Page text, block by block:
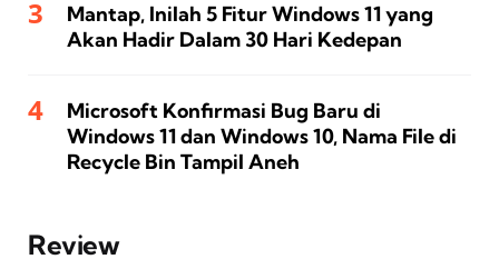
Mantap, Inilah 5 Fitur Windows 11 yang
Akan Hadir Dalam 30 Hari Kedepan
Microsoft Konfirmasi Bug Baru di
Windows 11 dan Windows 10, Nama File di
Recycle Bin Tampil Aneh
Review